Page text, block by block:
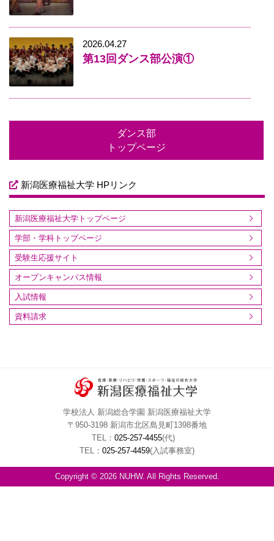
2026.04.27
第13回ダンス部公演①
ダンス部
トップページ
新潟医療福祉大学 HPリンク
新潟医療福祉大学トップページ
学部・学科トップページ
受験生応援サイト
オープンキャンパス情報
入試情報
資料請求
学校法人 新潟総合学園 新潟医療福祉大学
〒950-3198 新潟市北区島見町1398番地
TEL： 025-257-4455(代)
TEL： 025-257-4459(入試事務室)
Copyright © 2026 NUHW. All Rights Reserved.